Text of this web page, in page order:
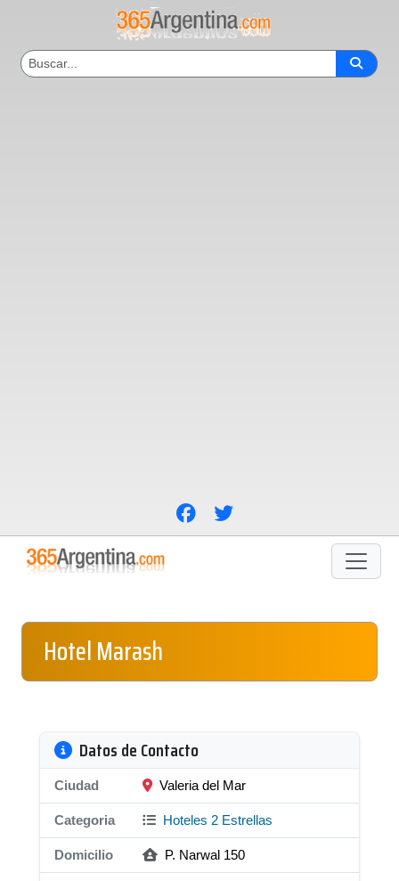
Hotel Marash
Datos de Contacto
Ciudad Valeria del Mar
Categoria Hoteles 2 Estrellas
Domicilio P. Narwal 150